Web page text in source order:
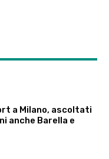
a Milano, ascoltati
anche Barella e